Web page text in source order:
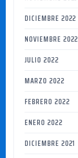
DICIEMBRE 2022
NOVIEMBRE 2022
JULIO 2022
MARZO 2022
FEBRERO 2022
ENERO 2022
DICIEMBRE 2021